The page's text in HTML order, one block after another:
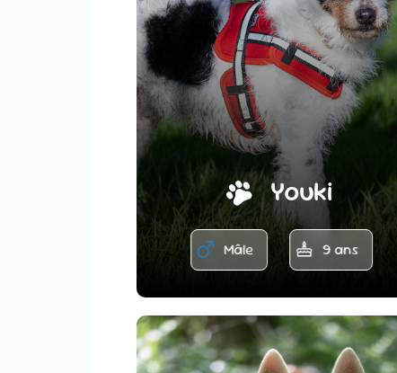
Youki
Mâle 9 ans